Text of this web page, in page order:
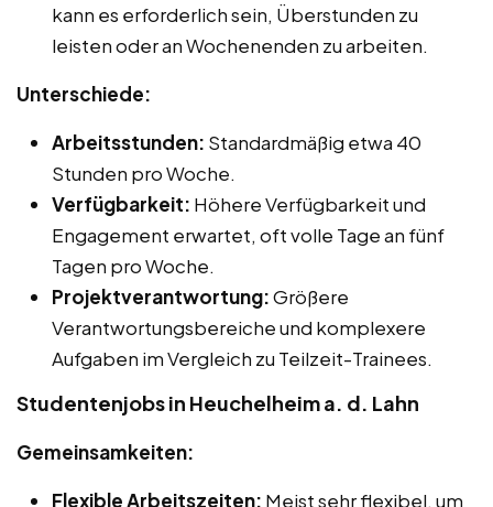
kann es erforderlich sein, Überstunden zu
leisten oder an Wochenenden zu arbeiten.
Unterschiede:
Arbeitsstunden: Standardmäßig etwa 40
Stunden pro Woche.
Verfügbarkeit: Höhere Verfügbarkeit und
Engagement erwartet, oft volle Tage an fünf
Tagen pro Woche.
Projektverantwortung:Größere
Verantwortungsbereiche und komplexere
Aufgaben im Vergleich zu Teilzeit-Trainees.
Studentenjobs in Heuchelheim a. d. Lahn
Gemeinsamkeiten:
Flexible Arbeitszeiten: Meist sehr flexibel, um